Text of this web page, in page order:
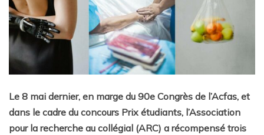
Le 8 mai dernier, en marge du 90e Congrès de l’Acfas, et
dans le cadre du concours Prix étudiants, l’Association
pour la recherche au collégial (ARC) a récompensé trois